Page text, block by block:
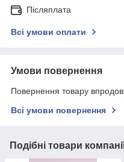
Післяплата
Всі умови оплати
Умови повернення
Повернення товару
Всі умови повернення
Подібні товари